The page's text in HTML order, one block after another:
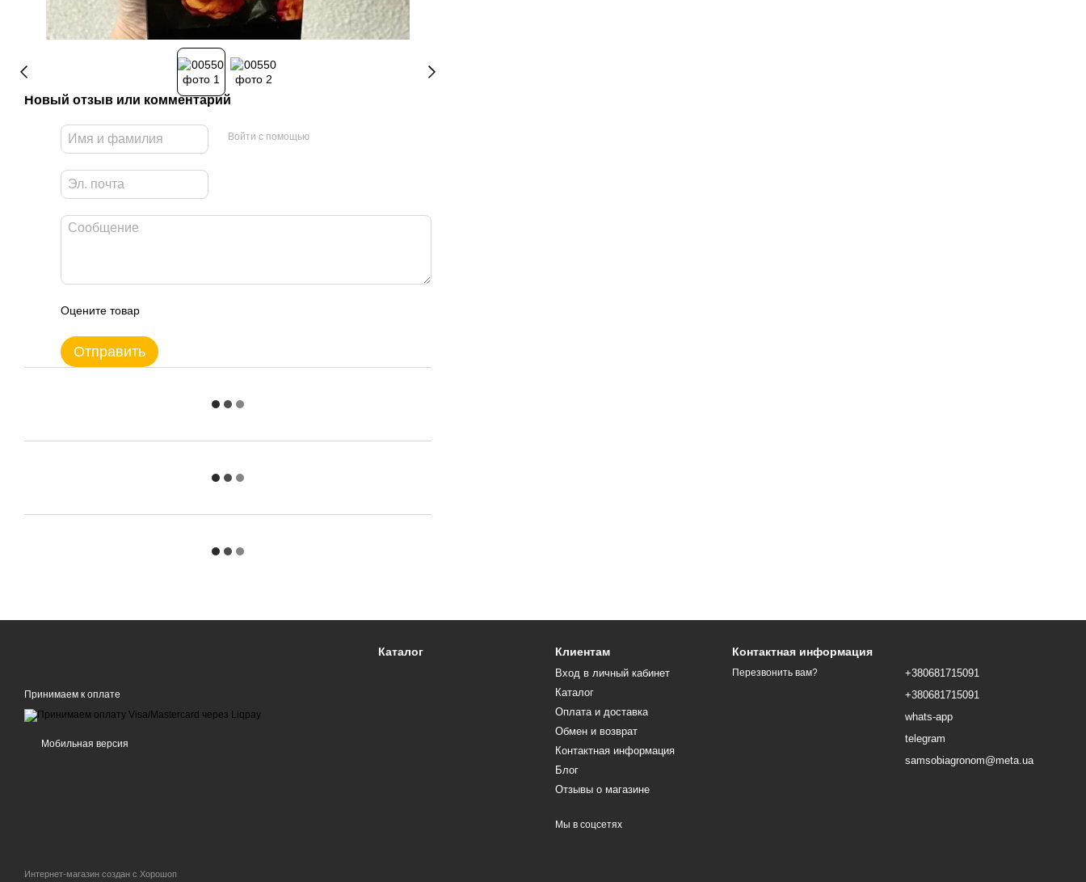
Новый отзыв или комментарий
Войти с помощью
Оцените товар
Отправить
Принимаем к оплате
Мобильная версия
Интернет-магазин создан с Хорошоп
Каталог Клиентам
Вход в личный кабинет
Каталог
Оплата и доставка
Обмен и возврат
Контактная информация
Блог
Отзывы о магазине
Мы в соцсетях
Контактная информация
Перезвонить вам?
+380681715091
+380681715091
whats-app
telegram
samsobiagronom@meta.ua